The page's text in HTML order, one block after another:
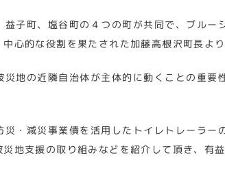
子町、塩谷町の４つの町が共同で、ブル
心的な役割を果たされた加藤高根沢町長より
地の近隣自治体が主体的に動くことの重
・減災事業債を活用したトイレトレーラ
地支援の取り組みなどを紹介して頂き、有